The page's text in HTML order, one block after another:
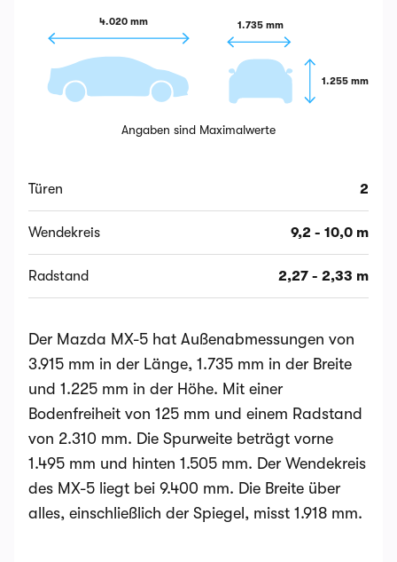
4.020 mm 1.735 mm
1.255 mm
Angaben sind Maximalwerte
Türen 2
Wendekreis 9,2 - 10,0 m
Radstand 2,27 - 2,33 m
Der Mazda MX-5 hat Außenabmessungen von
3.915 mm in der Länge, 1.735 mm in der Breite
und 1.225 mm in der Höhe. Mit einer
Bodenfreiheit von 125 mm und einem Radstand
von 2.310 mm. Die Spurweite beträgt vorne
1.495 mm und hinten 1.505 mm. Der Wendekreis
des MX-5 liegt bei 9.400 mm. Die Breite über
alles, einschließlich der Spiegel, misst 1.918 mm.